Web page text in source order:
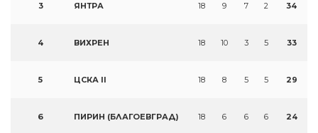
3 ЯНТРА 18 9 7 2 34
4 ВИХРЕН 18 10 3 5 33
5 ЦСКА II 18 8 5 5 29
6 ПИРИН (БЛАГОЕВГРАД) 18 6 6 6 24